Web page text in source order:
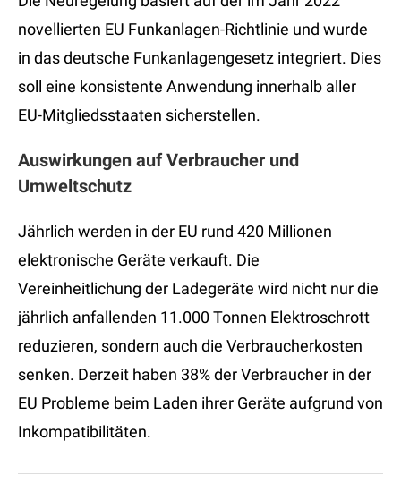
novellierten EU Funkanlagen-Richtlinie und wurde
in das deutsche Funkanlagengesetz integriert. Dies
soll eine konsistente Anwendung innerhalb aller
EU-Mitgliedsstaaten sicherstellen.
Auswirkungen auf Verbraucher und
Umweltschutz
Jährlich werden in der EU rund 420 Millionen
elektronische Geräte verkauft. Die
Vereinheitlichung der Ladegeräte wird nicht nur die
jährlich anfallenden 11.000 Tonnen Elektroschrott
reduzieren, sondern auch die Verbraucherkosten
senken. Derzeit haben 38% der Verbraucher in der
EU Probleme beim Laden ihrer Geräte aufgrund von
Inkompatibilitäten.